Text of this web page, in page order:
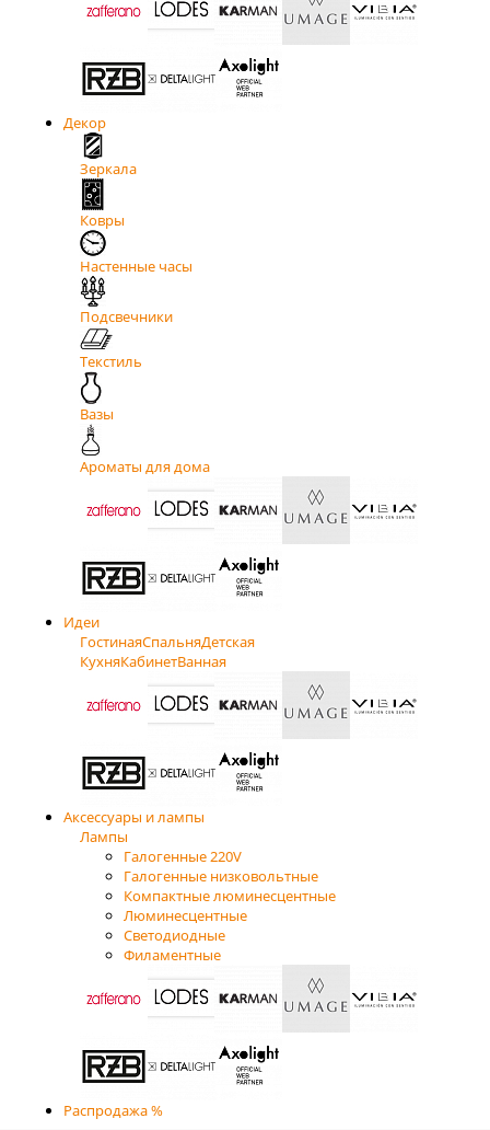
Декор
Зеркала
Ковры
Настенные часы
Подсвечники
Текстиль
Вазы
Ароматы для дома
Идеи
ГостинаяСпальняДетская
КухняКабинетВанная
Аксессуары и лампы
Лампы
Галогенные 220V
Галогенные низковольтные
Компактные люминесцентные
Люминесцентные
Светодиодные
Филаментные
Распродажа %